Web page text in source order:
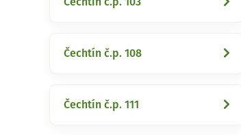
Čechtín č.p. 108
Čechtín č.p. 111